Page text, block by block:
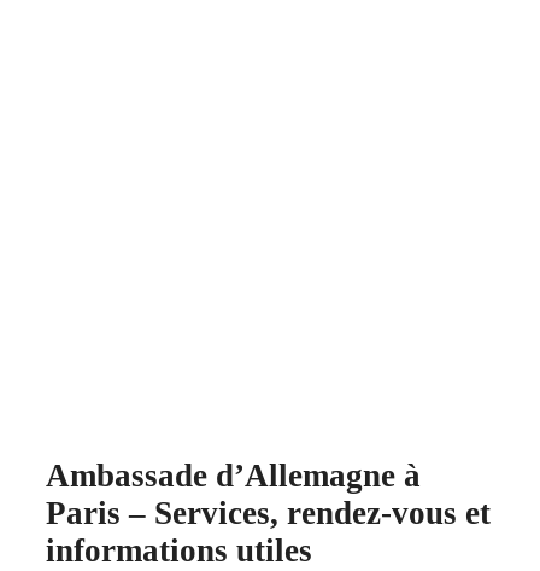
Ambassade d’Allemagne à
Paris – Services, rendez‑vous et
informations utiles